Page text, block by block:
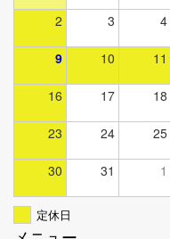
2 3 4
9 10 11
16 17 18
23 24 25
30 31 1
定休日